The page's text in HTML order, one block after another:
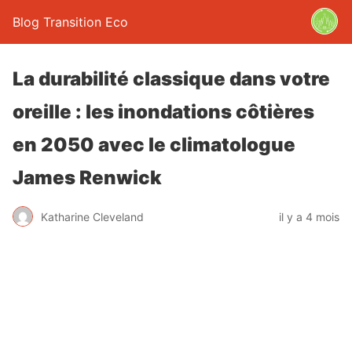
Blog Transition Eco
La durabilité classique dans votre
oreille : les inondations côtières
en 2050 avec le climatologue
James Renwick
Katharine Cleveland il y a 4 mois